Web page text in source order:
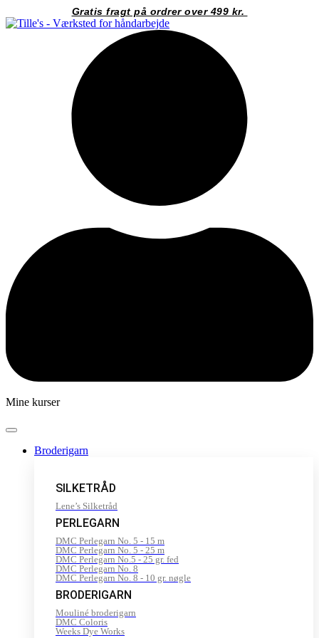
til
Gratis fragt på ordrer over 499 kr.
Mine kurser
Broderigarn
SILKETRÅD
Lene’s Silketråd
PERLEGARN
DMC Perlegarn No. 5 - 15 m
DMC Perlegarn No. 5 - 25 m
DMC Perlegarn No.5 - 25 gr. fed
DMC Perlegarn No. 8
DMC Perlegarn No. 8 - 10 gr. nøgle
BRODERIGARN
Mouliné broderigarn
DMC Coloris
Weeks Dye Works